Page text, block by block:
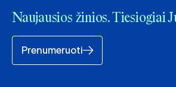
Naujausios žinios. Tiesiogiai
Prenumeruoti